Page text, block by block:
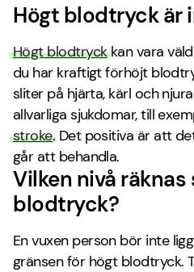
Högt blodtryck är
Högt blodtryckkan vara
du har kraftigt förhöjt
sliter på hjärta, kärl och
allvarliga sjukdomar, till
stroke. Det positiva är att
går att behandla.
Vilken nivå
blodtryck?
En vuxen person bör inte
gränsen för högt blodtryck.